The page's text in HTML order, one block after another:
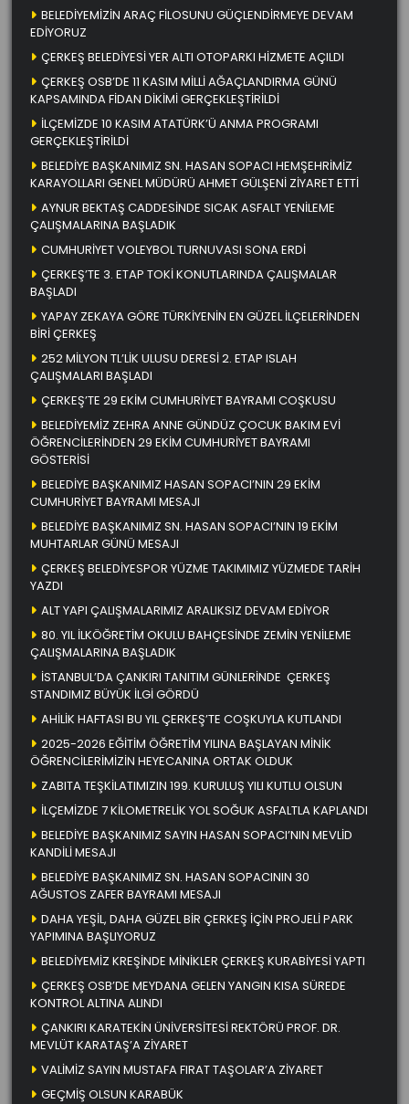
BELEDİYEMİZİN ARAÇ FİLOSUNU GÜÇLENDİRMEYE DEVAM
EDİYORUZ
ÇERKEŞ BELEDİYESİ YER ALTI OTOPARKI HİZMETE AÇILDI
ÇERKEŞ OSB’DE 11 KASIM MİLLİ AĞAÇLANDIRMA GÜNÜ
KAPSAMINDA FİDAN DİKİMİ GERÇEKLEŞTİRİLDİ
İLÇEMİZDE 10 KASIM ATATÜRK’Ü ANMA PROGRAMI
GERÇEKLEŞTİRİLDİ
BELEDİYE BAŞKANIMIZ SN. HASAN SOPACI HEMŞEHRİMİZ
KARAYOLLARI GENEL MÜDÜRÜ AHMET GÜLŞENİ ZİYARET ETTİ
AYNUR BEKTAŞ CADDESİNDE SICAK ASFALT YENİLEME
ÇALIŞMALARINA BAŞLADIK
CUMHURİYET VOLEYBOL TURNUVASI SONA ERDİ
ÇERKEŞ’TE 3. ETAP TOKİ KONUTLARINDA ÇALIŞMALAR
BAŞLADI
YAPAY ZEKAYA GÖRE TÜRKİYENİN EN GÜZEL İLÇELERİNDEN
BİRİ ÇERKEŞ
252 MİLYON TL’LİK ULUSU DERESİ 2. ETAP ISLAH
ÇALIŞMALARI BAŞLADI
ÇERKEŞ’TE 29 EKİM CUMHURİYET BAYRAMI COŞKUSU
BELEDİYEMİZ ZEHRA ANNE GÜNDÜZ ÇOCUK BAKIM EVİ
ÖĞRENCİLERİNDEN 29 EKİM CUMHURİYET BAYRAMI
GÖSTERİSİ
BELEDİYE BAŞKANIMIZ HASAN SOPACI’NIN 29 EKİM
CUMHURİYET BAYRAMI MESAJI
BELEDİYE BAŞKANIMIZ SN. HASAN SOPACI’NIN 19 EKİM
MUHTARLAR GÜNÜ MESAJI
ÇERKEŞ BELEDİYESPOR YÜZME TAKIMIMIZ YÜZMEDE TARİH
YAZDI
ALT YAPI ÇALIŞMALARIMIZ ARALIKSIZ DEVAM EDİYOR
80. YIL İLKÖĞRETİM OKULU BAHÇESİNDE ZEMİN YENİLEME
ÇALIŞMALARINA BAŞLADIK
İSTANBUL’DA ÇANKIRI TANITIM GÜNLERİNDE ÇERKEŞ
STANDIMIZ BÜYÜK İLGİ GÖRDÜ
AHİLİK HAFTASI BU YIL ÇERKEŞ’TE COŞKUYLA KUTLANDI
2025-2026 EĞİTİM ÖĞRETİM YILINA BAŞLAYAN MİNİK
ÖĞRENCİLERİMİZİN HEYECANINA ORTAK OLDUK
ZABITA TEŞKİLATIMIZIN 199. KURULUŞ YILI KUTLU OLSUN
İLÇEMİZDE 7 KİLOMETRELİK YOL SOĞUK ASFALTLA KAPLANDI
BELEDİYE BAŞKANIMIZ SAYIN HASAN SOPACI’NIN MEVLİD
KANDİLİ MESAJI
BELEDİYE BAŞKANIMIZ SN. HASAN SOPACININ 30
AĞUSTOS ZAFER BAYRAMI MESAJI
DAHA YEŞİL, DAHA GÜZEL BİR ÇERKEŞ İÇİN PROJELİ PARK
YAPIMINA BAŞLIYORUZ
BELEDİYEMİZ KREŞİNDE MİNİKLER ÇERKEŞ KURABİYESİ YAPTI
ÇERKEŞ OSB’DE MEYDANA GELEN YANGIN KISA SÜREDE
KONTROL ALTINA ALINDI
ÇANKIRI KARATEKİN ÜNİVERSİTESİ REKTÖRÜ PROF. DR.
MEVLÜT KARATAŞ’A ZİYARET
VALİMİZ SAYIN MUSTAFA FIRAT TAŞOLAR’A ZİYARET
GEÇMİŞ OLSUN KARABÜK